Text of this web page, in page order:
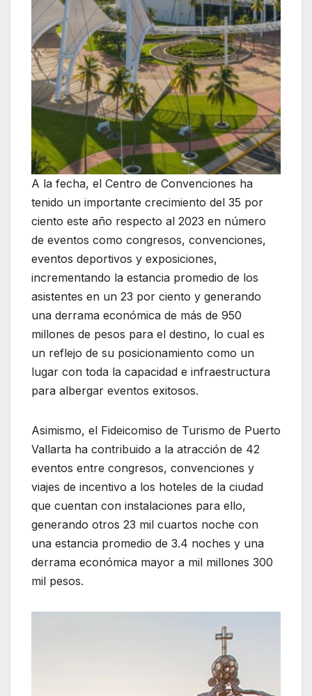
A la fecha, el Centro de Convenciones ha
tenido un importante crecimiento del 35 por
ciento este año respecto al 2023 en número
de eventos como congresos, convenciones,
eventos deportivos y exposiciones,
incrementando la estancia promedio de los
asistentes en un 23 por ciento y generando
una derrama económica de más de 950
millones de pesos para el destino, lo cual es
un reflejo de su posicionamiento como un
lugar con toda la capacidad e infraestructura
para albergar eventos exitosos.
Asimismo, el Fideicomiso de Turismo de Puerto
Vallarta ha contribuido a la atracción de 42
eventos entre congresos, convenciones y
viajes de incentivo a los hoteles de la ciudad
que cuentan con instalaciones para ello,
generando otros 23 mil cuartos noche con
una estancia promedio de 3.4 noches y una
derrama económica mayor a mil millones 300
mil pesos.